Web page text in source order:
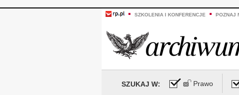
SZKOLENIA I KONFERENCJE POZNAJ
SZUKAJ W: Prawo